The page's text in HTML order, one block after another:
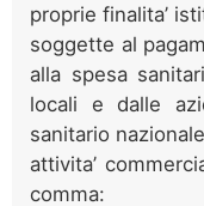
proprie finalita’
soggette al
alla spesa
locali e dalle
sanitario
attivita’
comma: